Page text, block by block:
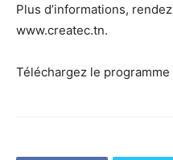
Plus d’informations,
www.createc.tn.
Téléchargez le